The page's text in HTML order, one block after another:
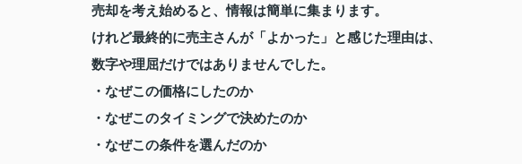
売却を考え始めると、情報は簡単に集まります。
けれど最終的に売主さんが「よかった」と感じた理由は、
数字や理屈だけではありませんでした。
・なぜこの価格にしたのか
・なぜこのタイミングで決めたのか
・なぜこの条件を選んだのか